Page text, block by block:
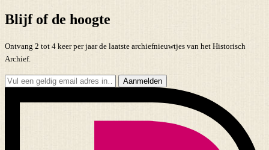
Blijf of de hoogte
Ontvang 2 tot 4 keer per jaar de laatste archiefnieuwtjes van het Historisch
Archief.
Aanmelden